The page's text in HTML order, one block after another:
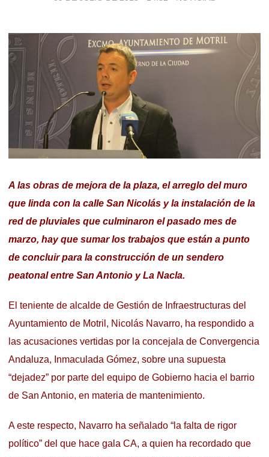
A las obras de mejora de la plaza, el arreglo del muro
que linda con la calle San Nicolás y la instalación de la
red de pluviales que culminaron el pasado mes de
marzo, hay que sumar los trabajos que están a punto
de concluir para la construcción de un sendero
peatonal entre San Antonio y La Nacla.
El teniente de alcalde de Gestión de Infraestructuras del
Ayuntamiento de Motril, Nicolás Navarro, ha respondido a
las acusaciones vertidas por la concejala de Convergencia
Andaluza, Inmaculada Gómez, sobre una supuesta
“dejadez” por parte del equipo de Gobierno hacia el barrio
de San Antonio, en materia de mantenimiento.
A este respecto, Navarro ha señalado “la falta de rigor
político” del que hace gala CA, a quien ha recordado que